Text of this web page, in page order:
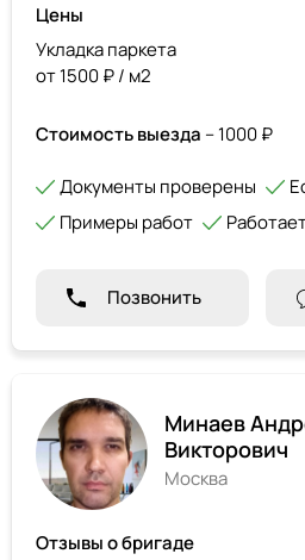
Цены
Укладка паркета
от 1500 ₽ / м2
Стоимость выезда – 1000 ₽
Документы проверены
Примеры работ
Позвонить
Минаев
Викторович
Москва
Отзывы о бригаде